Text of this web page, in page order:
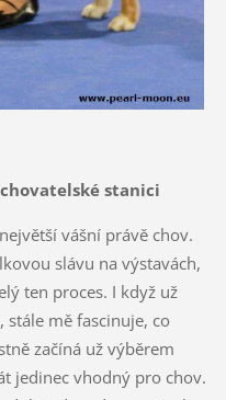
stanici
vášní právě chov.
slávu na výstavách,
ten proces. I když už
stále mě fascinuje, co
začíná už výběrem
jedinec vhodný pro chov.